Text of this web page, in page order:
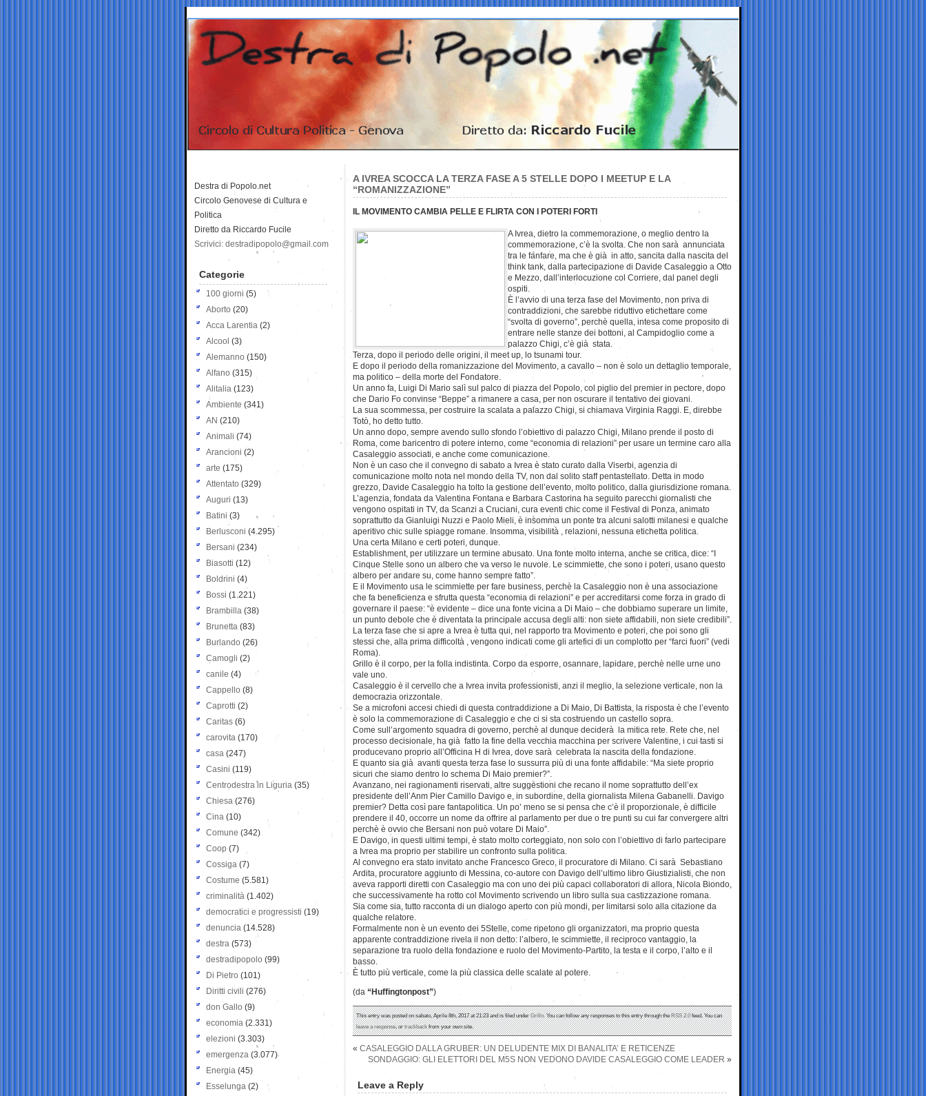
A IVREA SCOCCA LA TERZA FASE A 5 STELLE DOPO I MEETUP E LA
“ROMANIZZAZIONE”
IL MOVIMENTO CAMBIA PELLE E FLIRTA CON I POTERI FORTI
A Ivrea, dietro la commemorazione, o meglio dentro la
commemorazione, c’è la svolta. Che non sarà annunciata
tra le fanfare, ma che è già in atto, sancita dalla nascita del
think tank, dalla partecipazione di Davide Casaleggio a Otto
e Mezzo, dall’interlocuzione col Corriere, dal panel degli
ospiti.
È l’avvio di una terza fase del Movimento, non priva di
contraddizioni, che sarebbe riduttivo etichettare come
“svolta di governo”, perchè quella, intesa come proposito di
entrare nelle stanze dei bottoni, al Campidoglio come a
palazzo Chigi, c’è già stata.
Terza, dopo il periodo delle origini, il meet up, lo tsunami tour.
E dopo il periodo della romanizzazione del Movimento, a cavallo – non è solo un dettaglio temporale,
ma politico – della morte del Fondatore.
Un anno fa, Luigi Di Mario salì sul palco di piazza del Popolo, col piglio del premier in pectore, dopo
che Dario Fo convinse “Beppe” a rimanere a casa, per non oscurare il tentativo dei giovani.
La sua scommessa, per costruire la scalata a palazzo Chigi, si chiamava Virginia Raggi. E, direbbe
Totò, ho detto tutto.
Un anno dopo, sempre avendo sullo sfondo l’obiettivo di palazzo Chigi, Milano prende il posto di
Roma, come baricentro di potere interno, come “economia di relazioni” per usare un termine caro alla
Casaleggio associati, e anche come comunicazione.
Non è un caso che il convegno di sabato a Ivrea è stato curato dalla Viserbi, agenzia di
comunicazione molto nota nel mondo della TV, non dal solito staff pentastellato. Detta in modo
grezzo, Davide Casaleggio ha tolto la gestione dell’evento, molto politico, dalla giurisdizione romana.
L’agenzia, fondata da Valentina Fontana e Barbara Castorina ha seguito parecchi giornalisti che
vengono ospitati in TV, da Scanzi a Cruciani, cura eventi chic come il Festival di Ponza, animato
soprattutto da Gianluigi Nuzzi e Paolo Mieli, è insomma un ponte tra alcuni salotti milanesi e qualche
aperitivo chic sulle spiagge romane. Insomma, visibilità , relazioni, nessuna etichetta politica.
Una certa Milano e certi poteri, dunque.
Establishment, per utilizzare un termine abusato. Una fonte molto interna, anche se critica, dice: “I
Cinque Stelle sono un albero che va verso le nuvole. Le scimmiette, che sono i poteri, usano questo
albero per andare su, come hanno sempre fatto”.
E il Movimento usa le scimmiette per fare business, perchè la Casaleggio non è una associazione
che fa beneficienza e sfrutta questa “economia di relazioni” e per accreditarsi come forza in grado di
governare il paese: “è evidente – dice una fonte vicina a Di Maio – che dobbiamo superare un limite,
un punto debole che è diventata la principale accusa degli alti: non siete affidabili, non siete credibili”.
La terza fase che si apre a Ivrea è tutta qui, nel rapporto tra Movimento e poteri, che poi sono gli
stessi che, alla prima difficoltà , vengono indicati come gli artefici di un complotto per “farci fuori” (vedi
Roma).
Grillo è il corpo, per la folla indistinta. Corpo da esporre, osannare, lapidare, perchè nelle urne uno
vale uno.
Casaleggio è il cervello che a Ivrea invita professionisti, anzi il meglio, la selezione verticale, non la
democrazia orizzontale.
Se a microfoni accesi chiedi di questa contraddizione a Di Maio, Di Battista, la risposta è che l’evento
è solo la commemorazione di Casaleggio e che ci si sta costruendo un castello sopra.
Come sull’argomento squadra di governo, perchè al dunque deciderà la mitica rete. Rete che, nel
processo decisionale, ha già fatto la fine della vecchia macchina per scrivere Valentine, i cui tasti si
producevano proprio all’Officina H di Ivrea, dove sarà celebrata la nascita della fondazione.
E quanto sia già avanti questa terza fase lo sussurra più di una fonte affidabile: “Ma siete proprio
sicuri che siamo dentro lo schema Di Maio premier?”.
Avanzano, nei ragionamenti riservati, altre suggestioni che recano il nome soprattutto dell’ex
presidente dell’Anm Pier Camillo Davigo e, in subordine, della giornalista Milena Gabanelli. Davigo
premier? Detta così pare fantapolitica. Un po’ meno se si pensa che c’è il proporzionale, è difficile
prendere il 40, occorre un nome da offrire al parlamento per due o tre punti su cui far convergere altri
perchè è ovvio che Bersani non può votare Di Maio”.
E Davigo, in questi ultimi tempi, è stato molto corteggiato, non solo con l’obiettivo di farlo partecipare
a Ivrea ma proprio per stabilire un confronto sulla politica.
Al convegno era stato invitato anche Francesco Greco, il procuratore di Milano. Ci sarà Sebastiano
Ardita, procuratore aggiunto di Messina, co-autore con Davigo dell’ultimo libro Giustizialisti, che non
aveva rapporti diretti con Casaleggio ma con uno dei più capaci collaboratori di allora, Nicola Biondo,
che successivamente ha rotto col Movimento scrivendo un libro sulla sua castizzazione romana.
Sia come sia, tutto racconta di un dialogo aperto con più mondi, per limitarsi solo alla citazione da
qualche relatore.
Formalmente non è un evento dei 5Stelle, come ripetono gli organizzatori, ma proprio questa
apparente contraddizione rivela il non detto: l’albero, le scimmiette, il reciproco vantaggio, la
separazione tra ruolo della fondazione e ruolo del Movimento-Partito, la testa e il corpo, l’alto e il
basso.
È tutto più verticale, come la più classica delle scalate al potere.
(da “Huffingtonpost”)
This entry was posted on sabato, Aprile 8th, 2017 at 21:23 and is filed underGrillo. You can follow any responses to this entry through theRSS 2.0feed. You can
leave a response, ortrackbackfrom your own site.
« CASALEGGIO DALLA GRUBER: UN DELUDENTE MIX DI BANALITA’ E RETICENZE
SONDAGGIO: GLI ELETTORI DEL M5S NON VEDONO DAVIDE CASALEGGIO COME LEADER »
Leave a Reply
Destra di Popolo.net
Circolo Genovese di Cultura e
Politica
Diretto da Riccardo Fucile
Scrivici: destradipopolo@gmail.com
Categorie
100 giorni (5)
Aborto (20)
Acca Larentia (2)
Alcool (3)
Alemanno (150)
Alfano (315)
Alitalia (123)
Ambiente (341)
AN (210)
Animali (74)
Arancioni (2)
arte (175)
Attentato (329)
Auguri (13)
Batini (3)
Berlusconi (4.295)
Bersani (234)
Biasotti (12)
Boldrini (4)
Bossi (1.221)
Brambilla (38)
Brunetta (83)
Burlando (26)
Camogli (2)
canile (4)
Cappello (8)
Caprotti (2)
Caritas (6)
carovita (170)
casa (247)
Casini (119)
Centrodestra in Liguria (35)
Chiesa (276)
Cina (10)
Comune (342)
Coop (7)
Cossiga (7)
Costume (5.581)
criminalità (1.402)
democratici e progressisti (19)
denuncia (14.528)
destra (573)
destradipopolo (99)
Di Pietro (101)
Diritti civili (276)
don Gallo (9)
economia (2.331)
elezioni (3.303)
emergenza (3.077)
Energia (45)
Esselunga (2)